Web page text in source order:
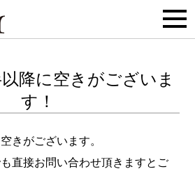
降に空きがございま
す！
きがございます。
直接お問い合わせ頂きますとご